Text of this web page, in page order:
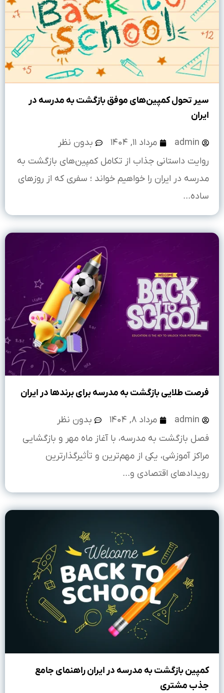
سیر تحول کمپین‌های موفق بازگشت به مدرسه در
ایران
admin مرداد ۱۱, ۱۴۰۴
بدون نظر
روایت داستانی جذاب از تکامل کمپین‌های بازگشت به
مدرسه در ایران را خواهیم خواند ؛ سفری که از روزهای
ساده...
فرصت طلایی بازگشت به مدرسه برای برندها در ایران
admin مرداد ۸, ۱۴۰۴
بدون نظر
فصل بازگشت به مدرسه، با آغاز ماه مهر و بازگشایی
مراکز آموزشی، یکی از مهم‌ترین و تأثیرگذارترین
رویدادهای اقتصادی و...
کمپین بازگشت به مدرسه در ایران راهنمای جامع
جذب مشتری